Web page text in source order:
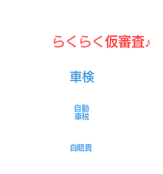
らくらく仮審査​​♪
車検
​自動
車税
自賠責